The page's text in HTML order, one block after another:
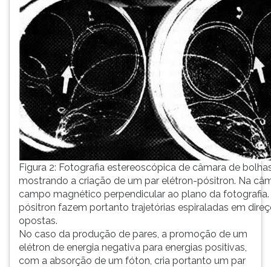
Figura 2: Fotografia estereoscópica de câmara de
mostrando a criação de um par elétron-pósitron. Na
campo magnético perpendicular ao plano da fotografia.
pósitron fazem portanto trajetórias espiraladas em
opostas.
No caso da produção de pares, a promoção de um
elétron de energia negativa para energias positivas,
com a absorção de um fóton, cria portanto um par